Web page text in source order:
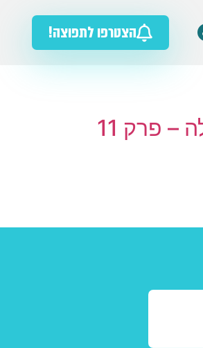
הצטרפו לתפוצה!
פרק 11